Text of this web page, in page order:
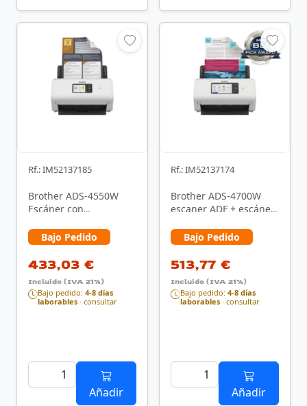
Rf.: IM52137185
Brother ADS-4550W
Escáner con
automático de
documentos (ADF) 600
x …
Bajo Pedido
433,03 €
Incluido (IVA 21%)
Bajo pedido: 4-8 días
laborables · consultar
Añadir
Rf.: IM52137174
Brother ADS-4700W
escaner ADF + escáner
600 x 600 DPI A4 …
Bajo Pedido
513,77 €
Incluido (IVA 21%)
Bajo pedido: 4-8 días
laborables · consultar
Añadir